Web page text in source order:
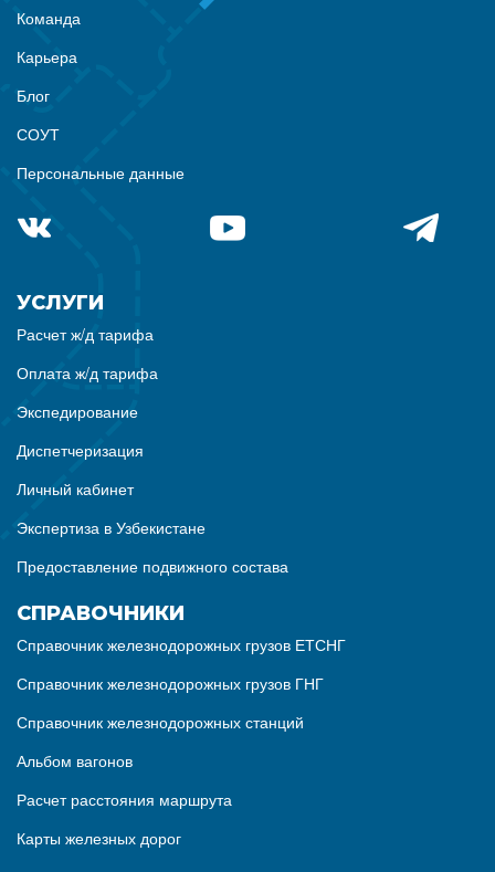
Команда
Карьера
Блог
СОУТ
Персональные данные
УСЛУГИ
Расчет ж/д тарифа
Оплата ж/д тарифа
Экспедирование
Диспетчеризация
Личный кабинет
Экспертиза в Узбекистане
Предоставление подвижного состава
СПРАВОЧНИКИ
Справочник железнодорожных грузов ЕТСНГ
Справочник железнодорожных грузов ГНГ
Справочник железнодорожных станций
Альбом вагонов
Расчет расстояния маршрута
Карты железных дорог